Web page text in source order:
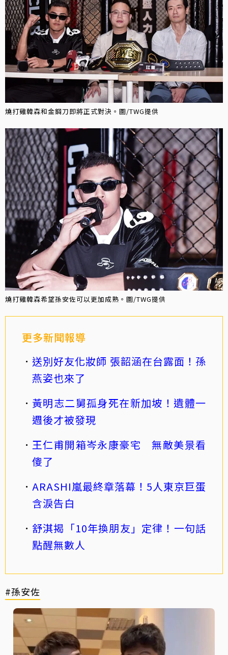
燒打雞韓森和金鋼刀即將正式對決。圖/TWG提供
燒打雞韓森希望孫安佐可以更加成熟。圖/TWG提供
更多新聞報導
送別好友化妝師 張韶涵在台露面！孫
燕姿也來了
黃明志二舅孤身死在新加坡！遺體一
週後才被發現
王仁甫開箱岑永康豪宅 無敵美景看
傻了
ARASHI嵐最終章落幕！5人東京巨蛋
含淚告白
舒淇揭「10年換朋友」定律！一句話
點醒無數人
#孫安佐